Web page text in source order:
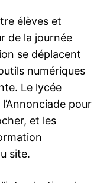
élèves et
de la journée
se déplacent
numériques
Le lycée
pour
et les
site.